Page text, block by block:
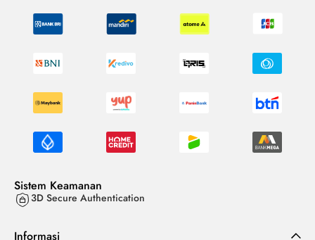
Sistem Keamanan
3D Secure Authentication
Informasi